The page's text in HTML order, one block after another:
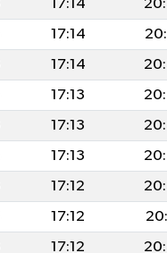
17:14
17:14
17:14
17:13
17:13
17:13
17:12
17:12
17:12